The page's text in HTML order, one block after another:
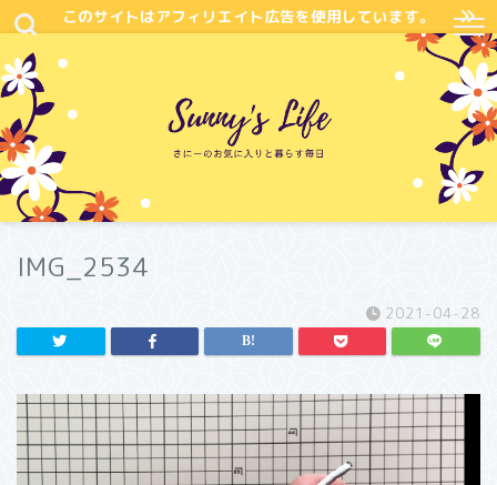
このサイトはアフィリエイト広告を使用しています。
IMG_2534
2021-04-28